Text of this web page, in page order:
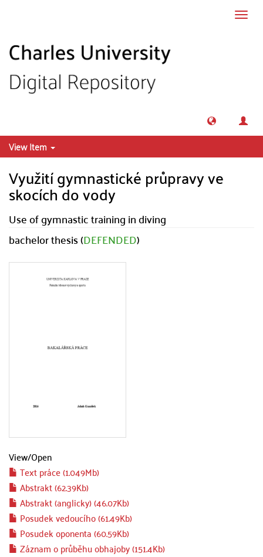
View Item
Využití gymnastické průpravy ve
skocích do vody
Use of gymnastic training in diving
bachelor thesis (DEFENDED)
View/Open
Text práce (1.049Mb)
Abstrakt (62.39Kb)
Abstrakt (anglicky) (46.07Kb)
Posudek vedoucího (61.49Kb)
Posudek oponenta (60.59Kb)
Záznam o průběhu obhajoby (151.4Kb)